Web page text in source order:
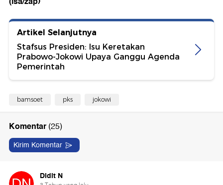
Artikel Selanjutnya
Stafsus Presiden: Isu Keretakan
Prabowo-Jokowi Upaya Ganggu Agenda
Pemerintah
bamsoet pks jokowi